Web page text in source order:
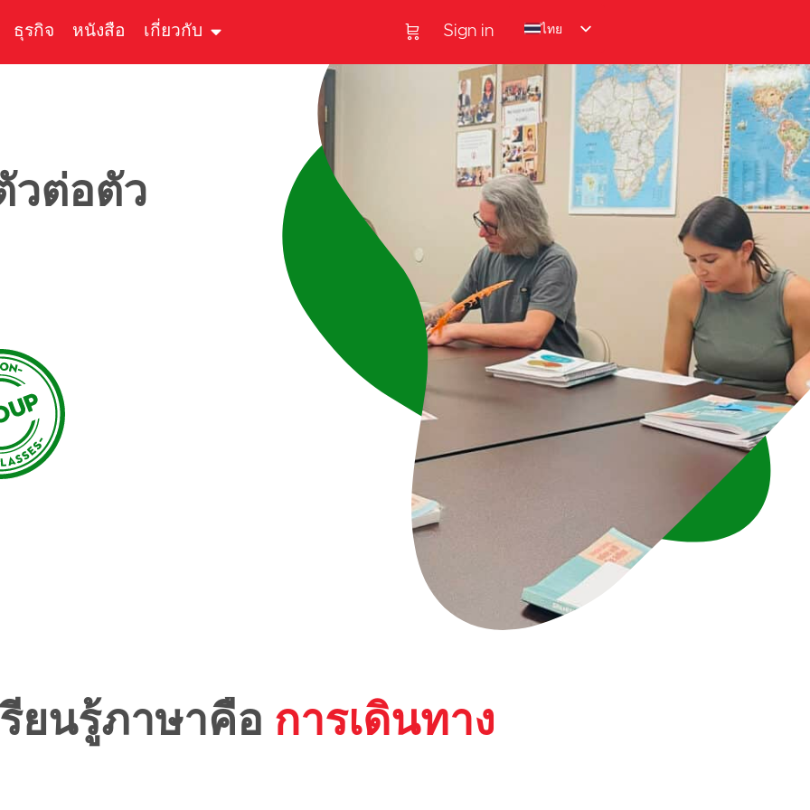
ธุรกิจ หนังสือ เกี่ยวกับ Sign in ไทย
ต่อตัว
ยนรู้ภาษาคือ การเดินทาง